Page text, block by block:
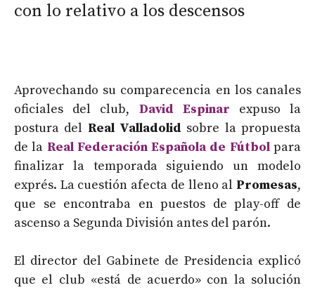
con lo relativo a los descensos
Aprovechando su comparecencia en los canales
oficiales del club, David Espinar expuso la
postura del Real Valladolid sobre la propuesta
de la Real Federación Española de Fútbolpara
finalizar la temporada siguiendo un modelo
exprés. La cuestión afecta de lleno al Promesas,
que se encontraba en puestos de play-off de
ascenso a Segunda División antes del parón.
El director del Gabinete de Presidencia explicó
que el club «está de acuerdo» con la solución